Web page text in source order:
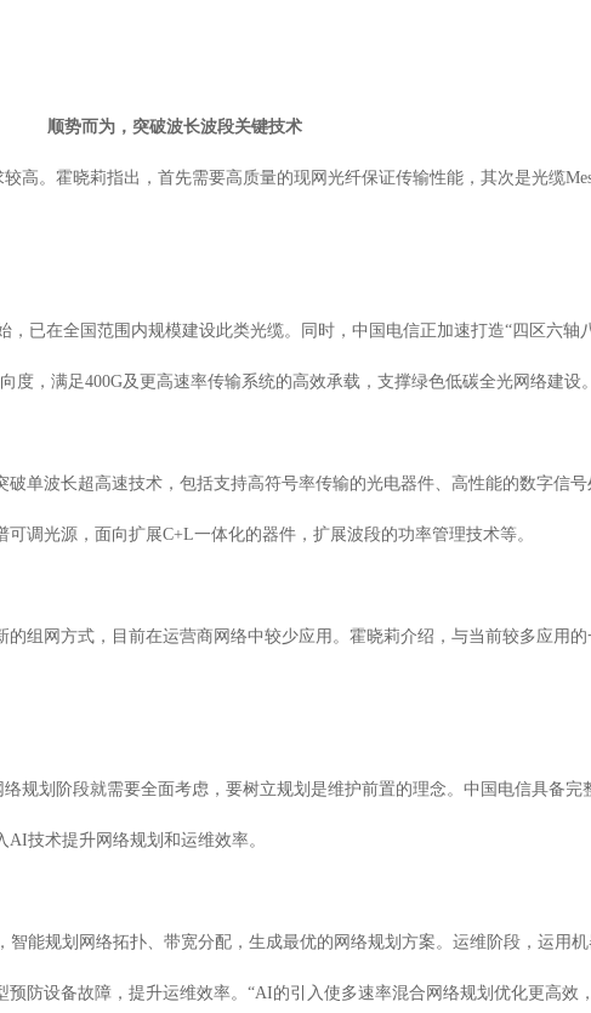
顺势而为，突破波长波段关键技术
高。霍晓莉指出，首先需要高质量的现网光纤保证传输性能，其次是光缆
，已在全国范围内规模建设此类光缆。同时，中国电信正加速打造“四区六轴
，满足400G及更高速率传输系统的高效承载，支撑绿色低碳全光网络建设。
单波长超高速技术，包括支持高符号率传输的光电器件、高性能的数字信
调光源，面向扩展C+L一体化的器件，扩展波段的功率管理技术等。
组网方式，目前在运营商网络中较少应用。霍晓莉介绍，与当前较多应用
规划阶段就需要全面考虑，要树立规划是维护前置的理念。中国电信具备完
技术提升网络规划和运维效率。
能规划网络拓扑、带宽分配，生成最优的网络规划方案。运维阶段，运用机
防设备故障，提升运维效率。“AI的引入使多速率混合网络规划优化更高效